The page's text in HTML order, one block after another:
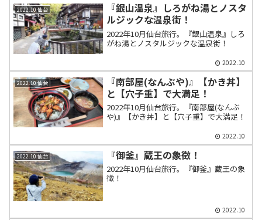
2022.10 仙台
『銀山温泉』しろがね湯とノスタ
ルジックな温泉街！
2022年10月仙台旅行。『銀山温泉』しろ
がね湯とノスタルジックな温泉街！
2022.10
2022.10 仙台
『南部屋(なんぶや)』【かき丼】
と【穴子重】で大満足！
2022年10月仙台旅行。『南部屋(なんぶ
や)』【かき丼】と【穴子重】で大満足！
2022.10
2022.10 仙台 『御釜』蔵王の象徴！
2022年10月仙台旅行。『御釜』蔵王の象
徴！
2022.10